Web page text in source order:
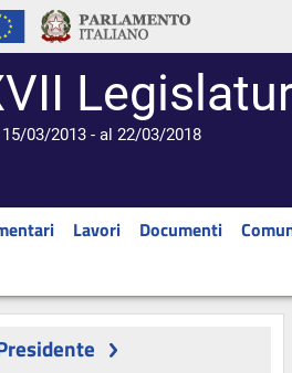
03/2013 - al 22/03/2018
Lavori Documenti